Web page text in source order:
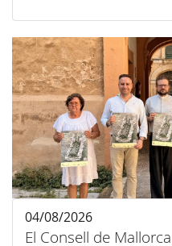
El Consell de
04/08/2026